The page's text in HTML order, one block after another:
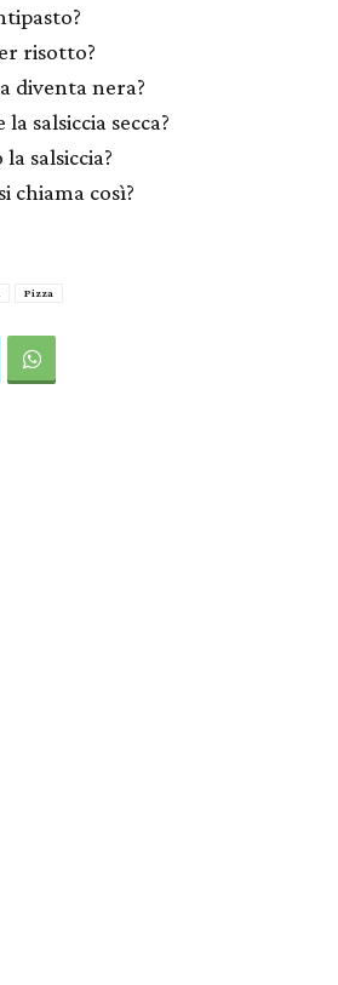
risotto?
diventa nera?
salsiccia secca?
salsiccia?
chiama così?
Pizza